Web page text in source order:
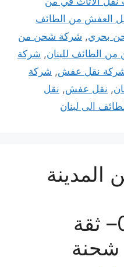
العفش من الطائف
بحري, شركة شحن من
الطائف للبنان, شركة
نقل عفش, شركة
, نقل عفش, نقل
الى لبنان
0553885449– ثقة
شحنة